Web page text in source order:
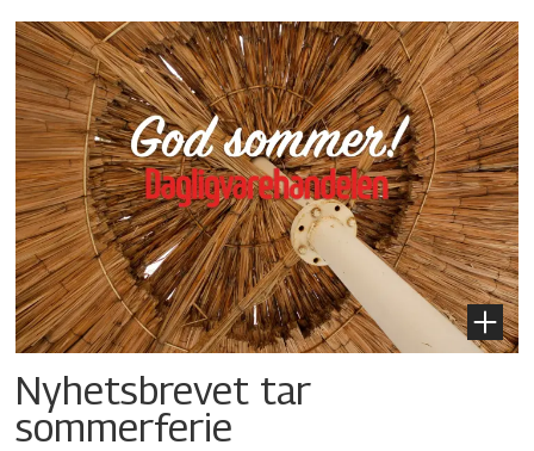
Nyhetsbrevet tar
sommerferie